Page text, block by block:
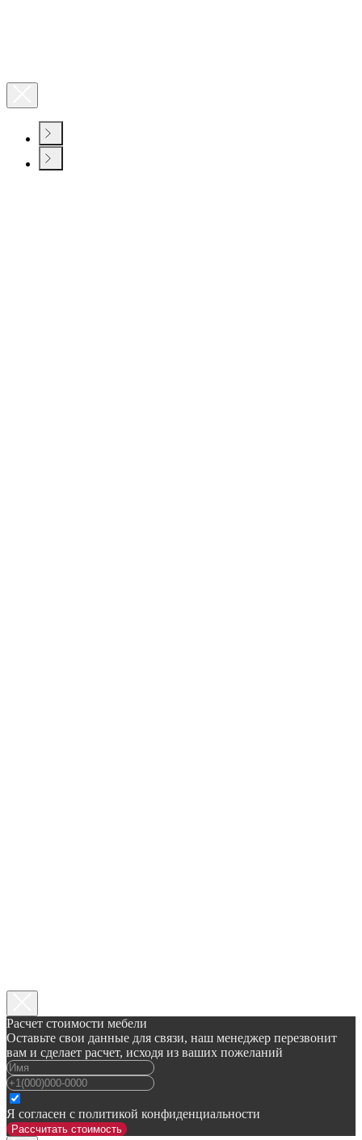
Расчет стоимости мебели
Оставьте свои данные для связи, наш менеджер перезвонит
вам и сделает расчет, исходя из ваших пожеланий
Я согласен с политикой конфиденциальности
Рассчитать стоимость